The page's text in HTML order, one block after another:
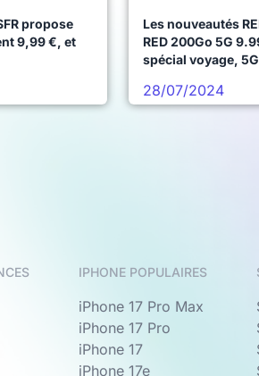
propose
9,99 €, et
Les nouveautés
RED 200Go 5G
spécial voyage,
28/07/2024
IPHONE POPULAIRES
iPhone 17 Pro Max
iPhone 17 Pro
iPhone 17
iPhone 17e